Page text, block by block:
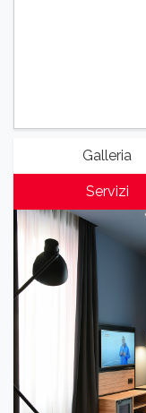
Galleria
Servizi
Previous